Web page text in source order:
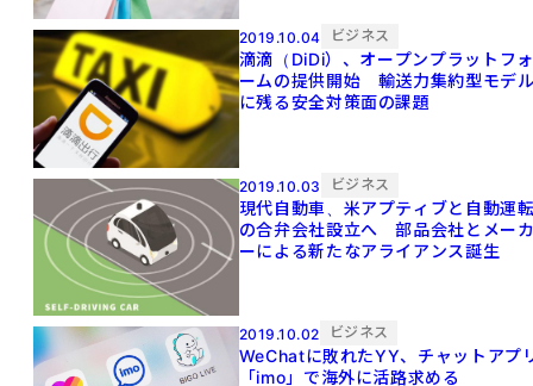
2019.10.04 ビジネス
滴滴（DiDi）、オープンプラットフォ
ームの提供開始 輸送力集約型モデ
に残る安全対策面の課題
2019.10.03 ビジネス
現代自動車、米アプティブと自動運
の合弁会社設立へ 部品会社とメー
ーによる新たなアライアンス誕生
2019.10.02 ビジネス
WeChatに敗れたYY、チャットアプ
「imo」で海外に活路求める